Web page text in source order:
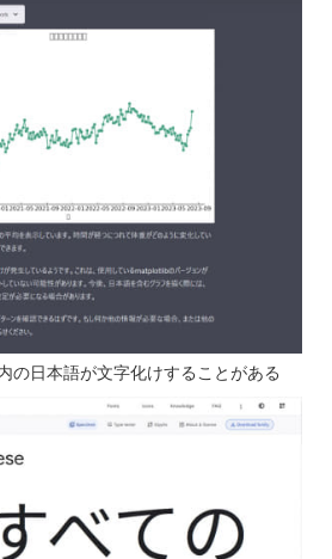
の日本語が文字化けすることがある